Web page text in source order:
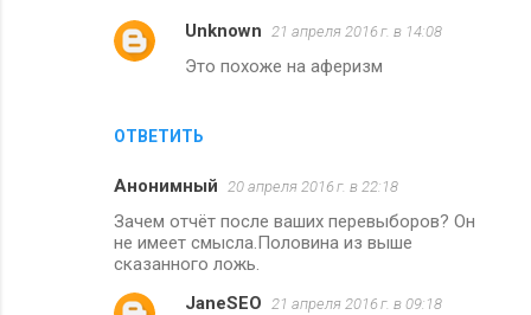
ОТВЕТИТЬ
Unknown 21 апреля 2016 г. в 14:08
Это похоже на аферизм
Анонимный 20 апреля 2016 г. в 22:18
Зачем отчёт после ваших перевыборов? Он
не имеет смысла.Половина из выше
сказанного ложь.
JaneSEO 21 апреля 2016 г. в 09:18